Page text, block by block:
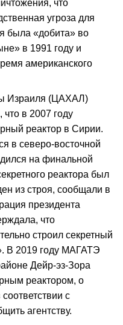
что
угроза для
была «добита» во
в 1991 году и
американского
Израиля (ЦАХАЛ)
в 2007 году
реактор в Сирии.
в северо-восточной
на финальной
реактора был
из строя, сообщали в
президента
что
строил секретный
В 2019 году МАГАТЭ
Дейр-эз-Зора
реактором, о
с
агентству.